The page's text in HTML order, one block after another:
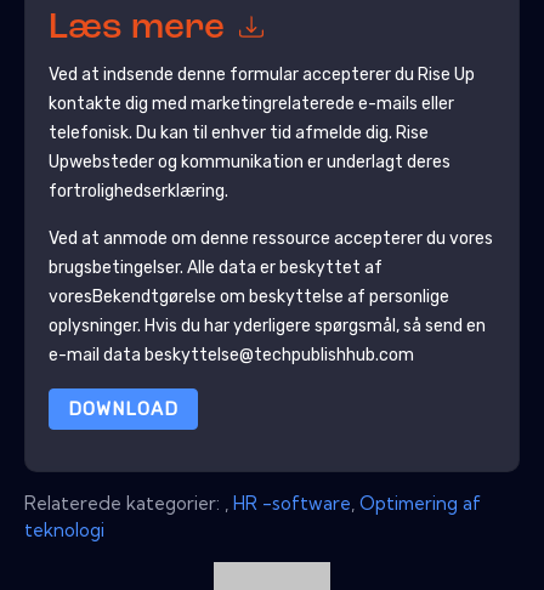
Læs mere
Ved at indsende denne formular accepterer du Rise Up
kontakte dig med marketingrelaterede e-mails eller
telefonisk. Du kan til enhver tid afmelde dig. Rise
Upwebsteder og kommunikation er underlagt deres
fortrolighedserklæring.
Ved at anmode om denne ressource accepterer du vores
brugsbetingelser. Alle data er beskyttet af
voresBekendtgørelse om beskyttelse af personlige
oplysninger. Hvis du har yderligere spørgsmål, så send en
e-mail data beskyttelse@techpublishhub.com
DOWNLOAD
Relaterede kategorier: HR -software Optimering af
teknologi